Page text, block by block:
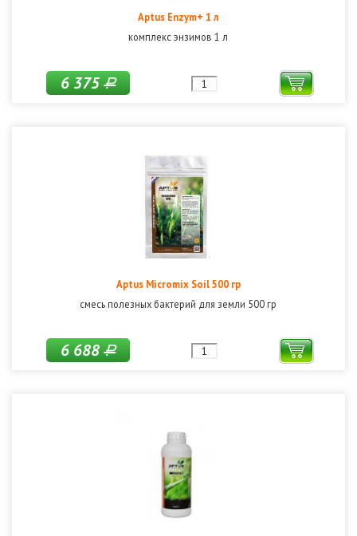
Aptus Enzym+ 1 л
комплекс энзимов 1 л
6 375Р
Aptus Micromix Soil 500 гр
смесь полезных бактерий для земли 500 гр
6 688Р